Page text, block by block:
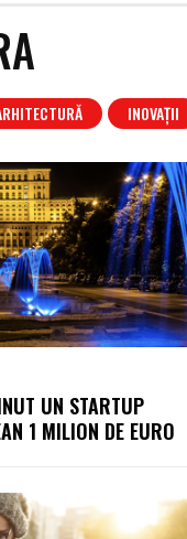
INOVAȚII
UN STARTUP
1 MILION DE EURO